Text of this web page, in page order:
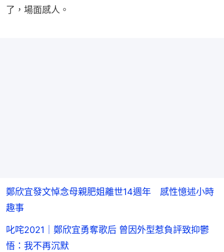
了，場面感人。
鄭欣宜發文悼念母親肥姐離世14週年 感性憶述小時
趣事
叱咤2021｜鄭欣宜勇奪歌后 曾因外型惹負評致抑鬱
悟：我不再沉默